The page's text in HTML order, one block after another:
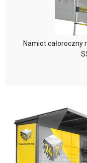
Namiot całoroczny